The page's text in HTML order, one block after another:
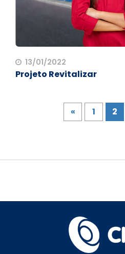
13/01/2022
Projeto Revitalizar
« 1 2